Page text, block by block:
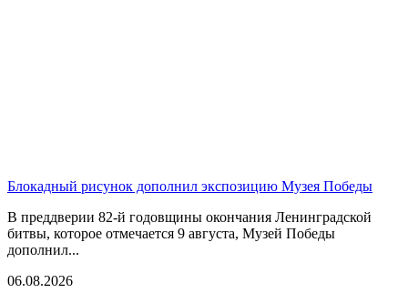
Блокадный рисунок дополнил экспозицию Музея Победы
В преддверии 82-й годовщины окончания Ленинградской
битвы, которое отмечается 9 августа, Музей Победы
дополнил...
06.08.2026